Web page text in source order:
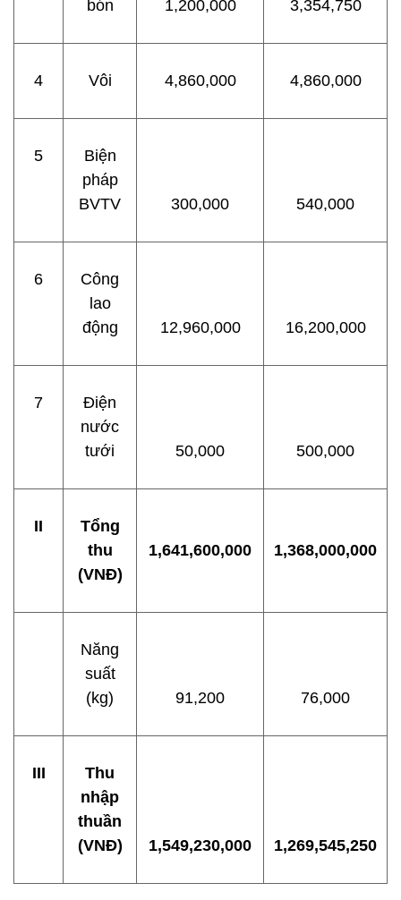
bón 1,200,000 3,354,750
4 Vôi 4,860,000 4,860,000
5
Biện
pháp
BVTV
300,000 540,000
6
Công
lao
động
12,960,000 16,200,000
7
Điện
nước
tưới
50,000 500,000
II
Tổng
thu
(VNĐ)
1,641,600,000 1,368,000,000
Năng
suất
(kg)
91,200 76,000
III
Thu
nhập
thuần
(VNĐ)
1,549,230,000 1,269,545,250